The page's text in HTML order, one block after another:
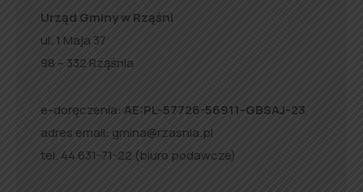
Urząd Gminy w Rząśni
ul. 1 Maja 37
98 – 332 Rząśnia
e-doręczenia: AE:PL-57726-56911-GBSAJ-23
adres email: gmina@rzasnia.pl
tel. 44 631-71-22 (biuro podawcze)